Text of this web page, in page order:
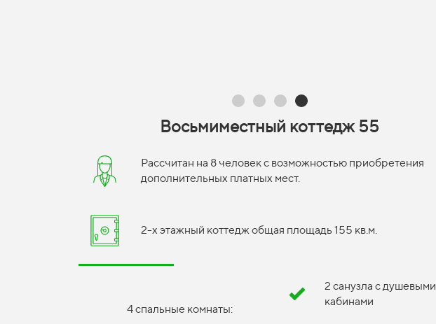
Восьмиместный коттедж 55
Рассчитан на 8 человек с возможностью приобретения
дополнительных платных мест.
2-х этажный коттедж общая площадь 155 кв.м.
4 спальные комнаты:
2 санузла с душевыми
кабинами